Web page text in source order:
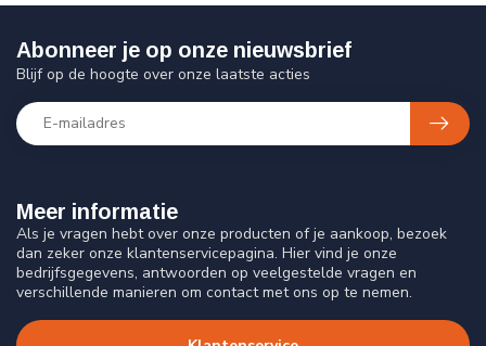
Meer informatie
Als je vragen hebt over onze producten of je aankoop, bezoek
dan zeker onze klantenservicepagina. Hier vind je onze
bedrijfsgegevens, antwoorden op veelgestelde vragen en
verschillende manieren om contact met ons op te nemen.
Abonneer je op onze nieuwsbrief
Blijf op de hoogte over onze laatste acties